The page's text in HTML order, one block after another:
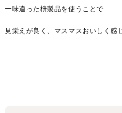
一味違った枡製品を使うことで
見栄えが良く、マスマスおいしく感